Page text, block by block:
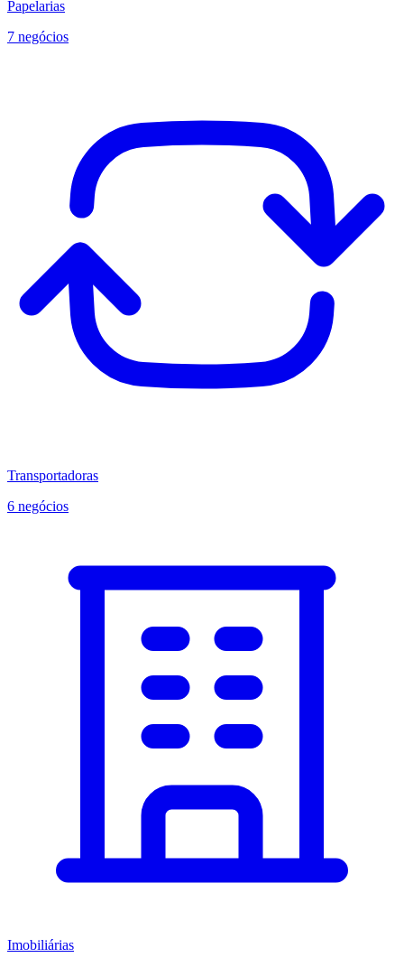
Papelarias
7 negócios
Transportadoras
6 negócios
Imobiliárias